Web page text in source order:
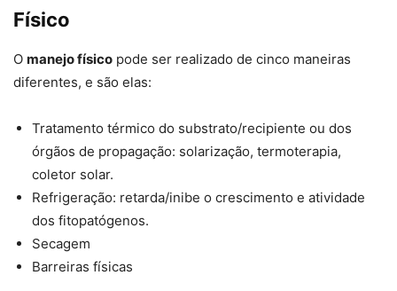
Físico
O manejo físico pode ser realizado de cinco maneiras
diferentes, e são elas:
Tratamento térmico do substrato/recipiente ou dos
órgãos de propagação: solarização, termoterapia,
coletor solar.
Refrigeração: retarda/inibe o crescimento e atividade
dos fitopatógenos.
Secagem
Barreiras físicas